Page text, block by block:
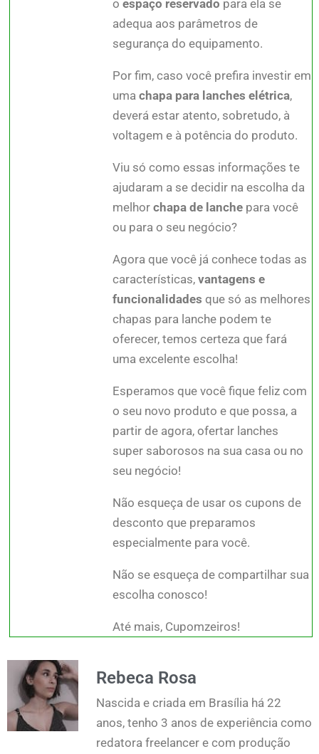
oespaço reservado para ela se
adequa aos parâmetros de
segurança do equipamento.
Por fim, caso você prefira investir em
umachapa para lanches elétrica,
deverá estar atento, sobretudo, à
voltagem e à potência do produto.
Viu só como essas informações te
ajudaram a se decidir na escolha da
melhorchapa de lanche para você
ou para o seu negócio?
Agora que você já conhece todas as
características,vantagens e
funcionalidades que só as melhores
chapas para lanche podem te
oferecer, temos certeza que fará
uma excelente escolha!
Esperamos que você fique feliz com
o seu novo produto e que possa, a
partir de agora, ofertar lanches
super saborosos na sua casa ou no
seu negócio!
Não esqueça de usar os cupons de
desconto que preparamos
especialmente para você.
Não se esqueça de compartilhar sua
escolha conosco!
Até mais, Cupomzeiros!
Rebeca Rosa
Nascida e criada em Brasília há 22
anos, tenho 3 anos de experiência como
redatora freelancer e com produção